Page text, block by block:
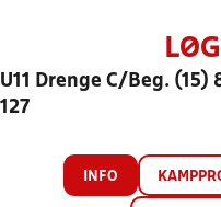
U11 Drenge C/Beg.
127
INFO